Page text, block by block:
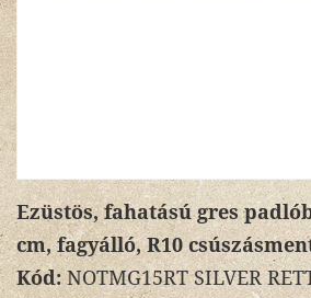
Ezüstös, fahatású gres
cm, fagyálló, R10
Kód: NOTMG15RT SILVER